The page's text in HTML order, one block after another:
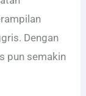
Dengan
pun semakin